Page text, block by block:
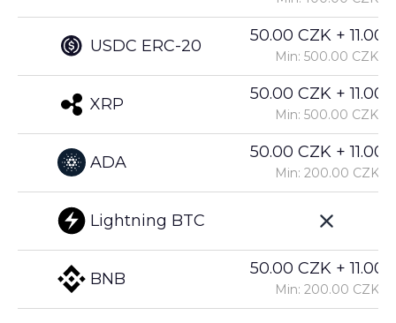
USDC ERC-20
XRP
ADA
Lightning BTC
BNB
50.00 CZK +
Min: 500.00 CZK
50.00 CZK +
Min: 500.00 CZK
50.00 CZK +
Min: 200.00 CZK
50.00 CZK +
Min: 200.00 CZK